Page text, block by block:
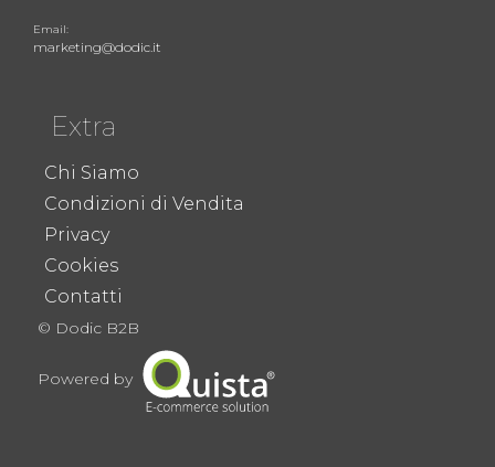
Email:
marketing@dodic.it
Extra
Chi Siamo
Condizioni di Vendita
Privacy
Cookies
Contatti
© Dodic B2B
Powered by